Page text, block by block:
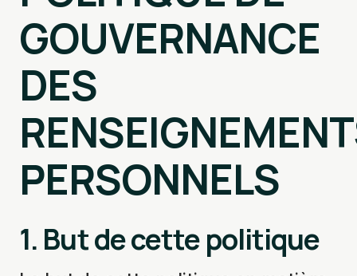
GOUVERNANCE
DES
PERSONNELS
1. But de cette politique